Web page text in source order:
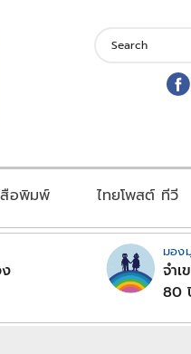
อพิมพ์ ไทยโพสต์ ทีวี
มอง
จำเ
80